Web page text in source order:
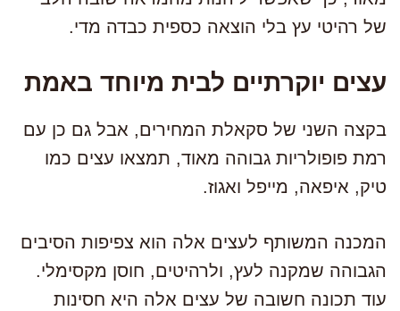
של רהיטי עץ בלי הוצאה כספית כבדה מדי.
עצים יוקרתיים לבית מיוחד באמת
בקצה השני של סקאלת המחירים, אבל גם כן עם
רמת פופולריות גבוהה מאוד, תמצאו עצים כמו
טיק, איפאה, מייפל ואגוז.
המכנה המשותף לעצים אלה הוא צפיפות הסיבים
הגבוהה שמקנה לעץ, ולרהיטים, חוסן מקסימלי.
עוד תכונה חשובה של עצים אלה היא חסינות